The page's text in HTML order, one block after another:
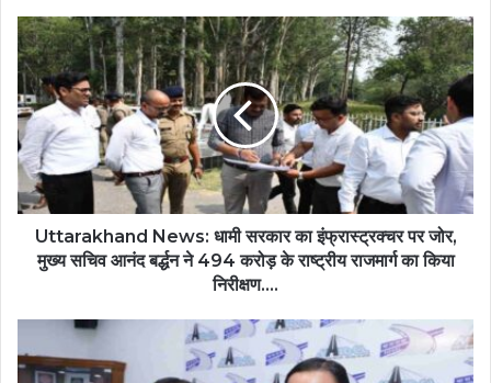
Uttarakhand News: धामी सरकार का इंफ्रास्ट्रक्चर पर जोर,
मुख्य सचिव आनंद बर्द्धन ने 494 करोड़ के राष्ट्रीय राजमार्ग का किया
निरीक्षण....